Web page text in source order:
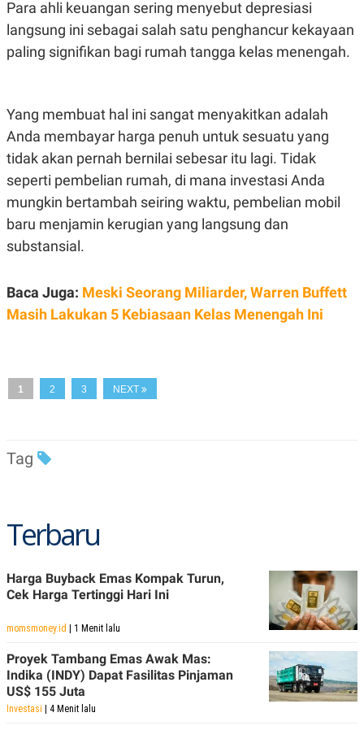
A
S
K
M
E
R
I
N
I
E
L
S
T
A
R
KANAL
A
T
G
E
K
N
T
L
S
JARINGAN
O
N
T
A
N
R
E
S
S
R
Para ahli keuangan sering menyebut depresiasi
langsung ini sebagai salah satu penghancur kekayaan
paling signifikan bagi rumah tangga kelas menengah.
Yang membuat hal ini sangat menyakitkan adalah
Anda membayar harga penuh untuk sesuatu yang
tidak akan pernah bernilai sebesar itu lagi. Tidak
seperti pembelian rumah, di mana investasi Anda
mungkin bertambah seiring waktu, pembelian mobil
baru menjamin kerugian yang langsung dan
substansial.
Baca Juga: Meski Seorang Miliarder, Warren Buffett
Masih Lakukan 5 Kebiasaan Kelas Menengah Ini
1 2 3 NEXT
Tag
Terbaru
Harga Buyback Emas Kompak Turun,
Cek Harga Tertinggi Hari Ini
momsmoney.id | 1 Menit lalu
Proyek Tambang Emas Awak Mas:
Indika (INDY) Dapat Fasilitas Pinjaman
US$ 155 Juta
Investasi | 4 Menit lalu